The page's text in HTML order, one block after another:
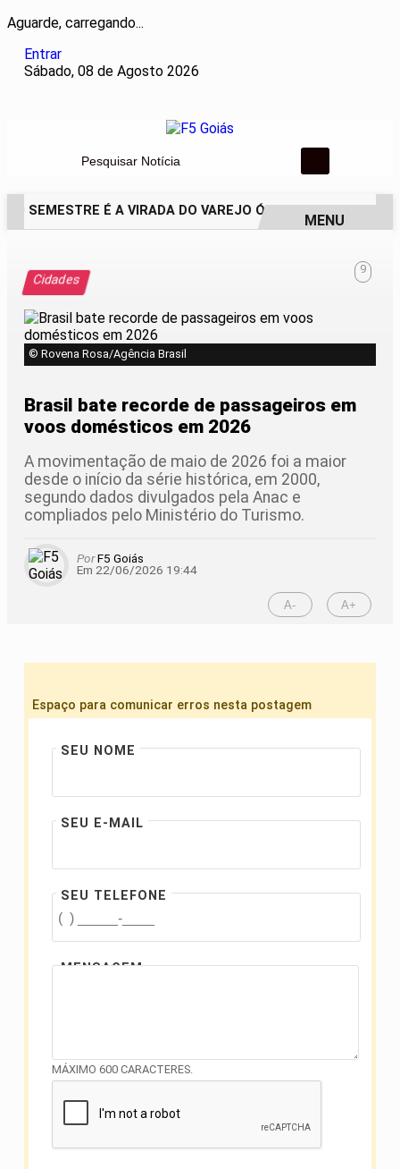
Aguarde, carregando...
Entrar
Sábado, 08 de Agosto 2026
Pesquisar Notícia
SEMESTRE É A VIRADA DO VAREJO ÓPTICO EM 2026
MENU
Cidades
9
© Rovena Rosa/Agência Brasil
Brasil bate recorde de passageiros em
voos domésticos em 2026
A movimentação de maio de 2026 foi a maior
desde o início da série histórica, em 2000,
segundo dados divulgados pela Anac e
compliados pelo Ministério do Turismo.
PorF5 Goiás
Em 22/06/2026 19:44
A- A+
Espaço para comunicar erros nesta postagem
SEU NOME
SEU E-MAIL
SEU TELEFONE
MENSAGEM
MÁXIMO 600 CARACTERES.